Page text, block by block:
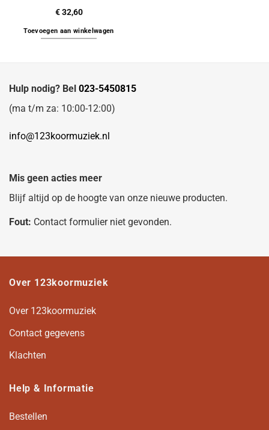
€32,60
Toevoegen aan winkelwagen
Hulp nodig? Bel 023-5450815
(ma t/m za: 10:00-12:00)
info@123koormuziek.nl
Mis geen acties meer
Blijf altijd op de hoogte van onze nieuwe producten.
Fout: Contact formulier niet gevonden.
Over 123koormuziek
Over 123koormuziek
Contact gegevens
Klachten
Help & Informatie
Bestellen